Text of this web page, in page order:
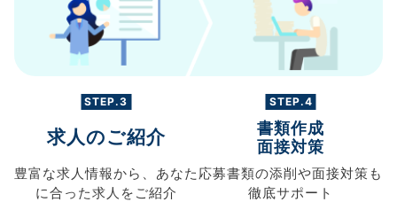
STEP.3
求人のご紹介
豊富な求人情報から、 あなた
に合った求人を ご紹介
STEP.4
書類作成
面接対策
応募書類の添削や面接対策も
徹底サポート